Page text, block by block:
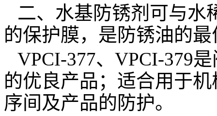
二、水基防锈剂可与水
的保护膜， 是防锈油的
VPCI-377、VPCI-379
的优良产品；适合用于
序间及产品的防护。